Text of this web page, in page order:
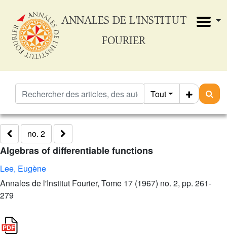
ANNALES DE L'INSTITUT
FOURIER
Tout
no. 2
Algebras of differentiable functions
Lee, Eugène
Annales de l'Institut Fourier, Tome 17 (1967) no. 2, pp. 261-
279